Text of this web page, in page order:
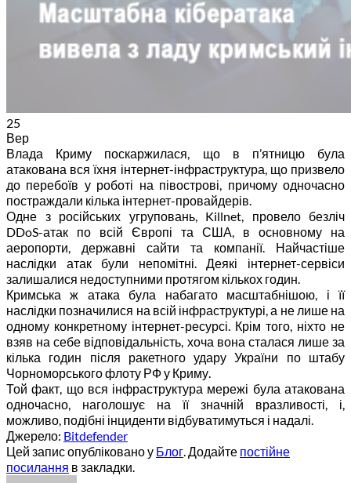
25
Вер
Влада Криму поскаржилася, що в п’ятницю була
атакована вся їхня інтернет-інфраструктура, що призвело
до перебоїв у роботі на півострові, причому одночасно
постраждали кілька інтернет-провайдерів.
Одне з російських угруповань, Killnet, провело безліч
DDoS-атак по всій Європі та США, в основному на
аеропорти, державні сайти та компанії. Найчастіше
наслідки атак були непомітні. Деякі інтернет-сервіси
залишалися недоступними протягом кількох годин.
Кримська ж атака була набагато масштабнішою, і її
наслідки позначилися на всій інфраструктурі, а не лише на
одному конкретному інтернет-ресурсі. Крім того, ніхто не
взяв на себе відповідальність, хоча вона сталася лише за
кілька годин після ракетного удару України по штабу
Чорноморського флоту РФ у Криму.
Той факт, що вся інфраструктура мережі була атакована
одночасно, наголошує на її значній вразливості, і,
можливо, подібні інциденти відбуватимуться і надалі.
Джерело: Bitdefender
Цей запис опубліковано у Блог. Додайте постійне
посилання в закладки.